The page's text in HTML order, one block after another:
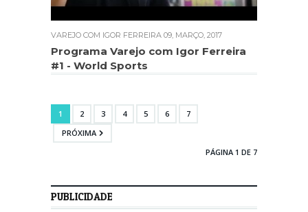
VAREJO COM IGOR FERREIRA 09, MARÇO, 2017
Programa Varejo com Igor Ferreira
#1 - World Sports
1 2 3 4 5 6
7
PRÓXIMA
PÁGINA 1 DE 7
PUBLICIDADE